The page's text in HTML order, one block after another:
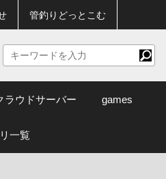
管釣りどっとこむ
ラウドサーバー games
一覧